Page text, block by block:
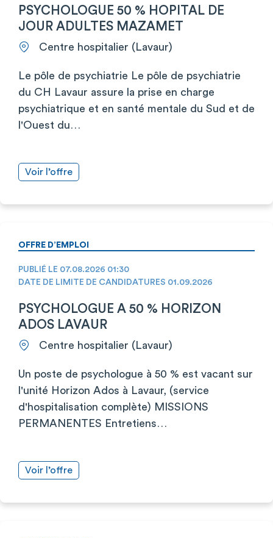
PSYCHOLOGUE 50 % HOPITAL DE
JOUR ADULTES MAZAMET
Centre hospitalier (Lavaur)
Le pôle de psychiatrie Le pôle de psychiatrie
du CH Lavaur assure la prise en charge
psychiatrique et en santé mentale du Sud et de
l'Ouest du…
Voir l’offre
OFFRE D’EMPLOI
PUBLIÉ LE 07.08.2026 01:30
DATE DE LIMITE DE CANDIDATURES 01.09.2026
PSYCHOLOGUE A 50 % HORIZON
ADOS LAVAUR
Centre hospitalier (Lavaur)
Un poste de psychologue à 50 % est vacant sur
l'unité Horizon Ados à Lavaur, (service
d'hospitalisation complète) MISSIONS
PERMANENTES Entretiens…
Voir l’offre